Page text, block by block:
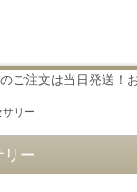
のご注文は当日発送
リー
リー